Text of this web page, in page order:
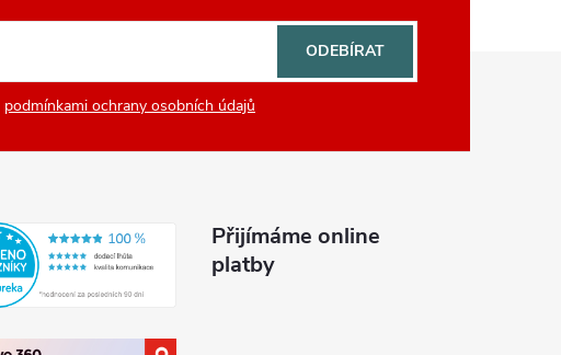
podmínkami ochrany osobních údajů
ODEBÍRAT
Přijímáme online
platby